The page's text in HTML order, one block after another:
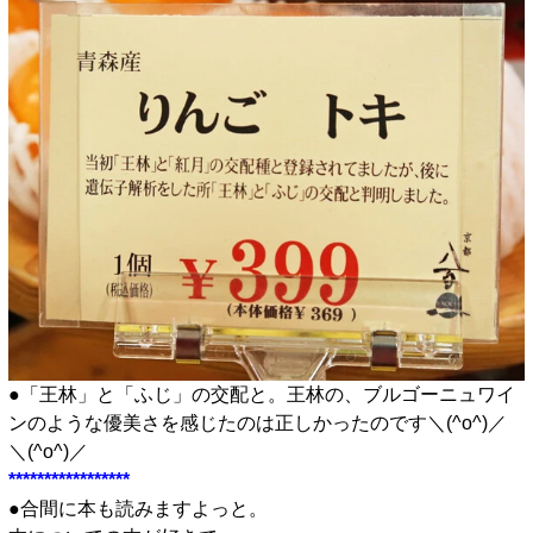
●「王林」と「ふじ」の交配と。王林の、ブルゴーニュワイ
ンのような優美さを感じたのは正しかったのです＼(^o^)／
＼(^o^)／
*****************
●合間に本も読みますよっと。